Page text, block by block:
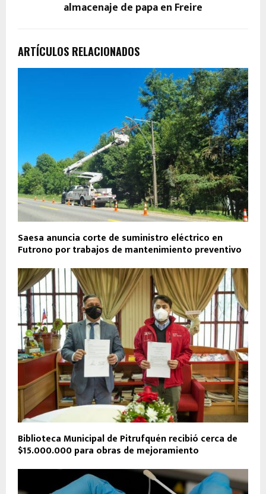
almacenaje de papa en Freire
ARTÍCULOS RELACIONADOS
Saesa anuncia corte de suministro eléctrico en
Futrono por trabajos de mantenimiento preventivo
Biblioteca Municipal de Pitrufquén recibió cerca de
$15.000.000 para obras de mejoramiento